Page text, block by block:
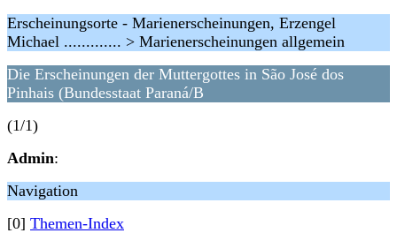
Erscheinungsorte - Marienerscheinungen, Erzengel
Michael ............. > Marienerscheinungen allgemein
Die Erscheinungen der Muttergottes in São José dos
Pinhais (Bundesstaat Paraná/B
(1/1)
Admin:
Navigation
[0] Themen-Index